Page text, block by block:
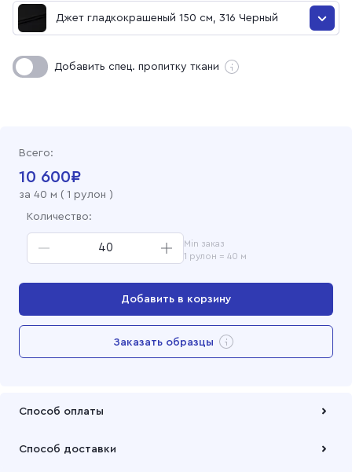
Джет гладкокрашеный 150 см, 316 Черный
Джет гладкокрашеный 150 см, 316 Черный
Добавить спец. пропитку ткани
Всего:
10 600₽
за 40 м ( 1 рулон )
Количество:
Min заказ
1 рулон = 40 м
Добавить в корзину
Перейти в корзину
Заказать образцы
Способ оплаты
Способ доставки